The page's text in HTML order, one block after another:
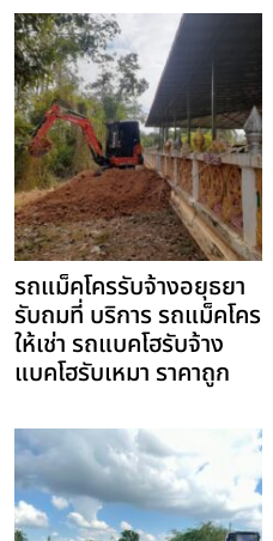
รถแม็คโครรับจ้างอยุธยา
รับถมที่ บริการ รถแม็คโคร
ให้เช่า รถแบคโฮรับจ้าง
แบคโฮรับเหมา ราคาถูก